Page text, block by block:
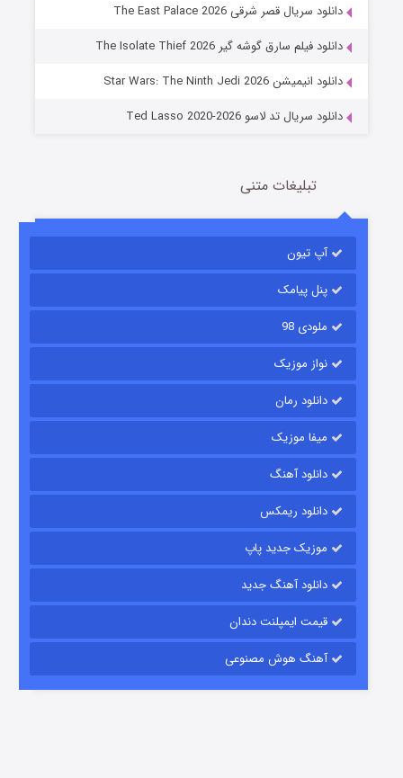
خاندان اژدها فصل ۳
قسمت6 (زیرنویس) منتشر شد
قسمت
دانلود سریال قصر شرقی The East Palace 2026
دانلود فیلم سارق گوشه گیر The Isolate Thief 2026
دانلود انیمیشن Star Wars: The Ninth Jedi 2026
دانلود سریال تد لاسو Ted Lasso 2020-2026
تبلیغات متنی
آپ تیون
پنل پیامک
ملودی 98
نواز موزیک
دانلود رمان
میفا موزیک
دانلود آهنگ
دانلود ریمکس
موزیک جدید پاپ
دانلود آهنگ جدید
قیمت ایمپلنت دندان
آهنگ هوش مصنوعی